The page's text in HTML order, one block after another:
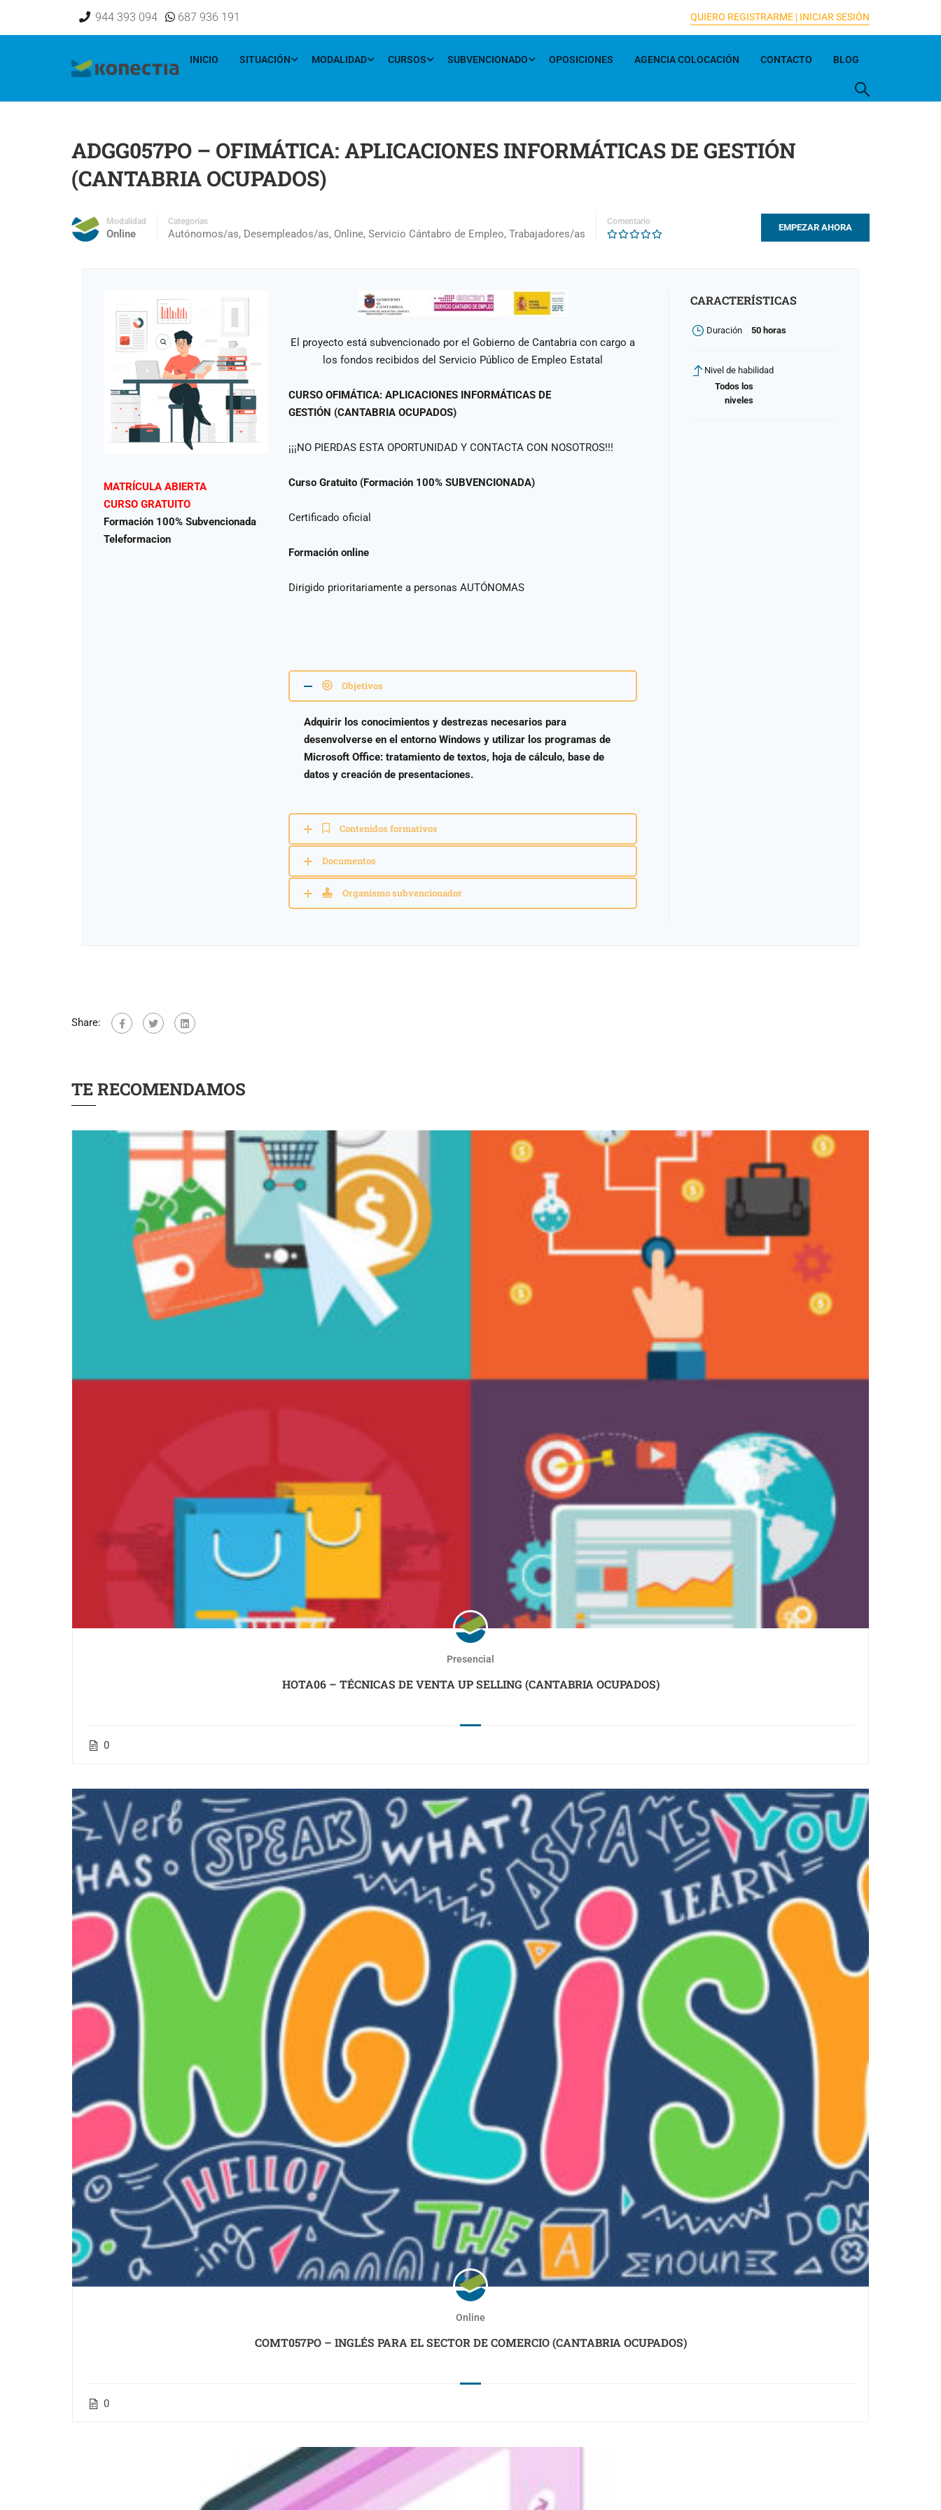
944 393 094 687 936 191 INICIAR SESIÓN
QUIERO REGISTRARME |
INICIO SITUACIÓN MODALIDAD CURSOS SUBVENCIONADO OPOSICIONES AGENCIA COLOCACIÓN CONTACTO BLOG
[elementor-template id="16833"]
ADGG057PO – OFIMÁTICA: APLICACIONES INFORMÁTICAS DE GESTIÓN
(CANTABRIA OCUPADOS)
Modalidad
Online
Categorías
Autónomos/as, Desempleados/as, Online, Servicio Cántabro de Empleo, Trabajadores/as
Comentario
EMPEZAR AHORA
MATRÍCULA ABIERTA
CURSO GRATUITO
Formación 100% Subvencionada
Teleformacion
El proyecto está subvencionado por el Gobierno de Cantabria con cargo a
los fondos recibidos del Servicio Público de Empleo Estatal
CURSO OFIMÁTICA: APLICACIONES INFORMÁTICAS DE
GESTIÓN (CANTABRIA OCUPADOS)
¡¡¡NO PIERDAS ESTA OPORTUNIDAD Y CONTACTA CON NOSOTROS!!!
Curso Gratuito (Formación 100% SUBVENCIONADA)
Certificado oficial
Formación online
Dirigido prioritariamente a personas AUTÓNOMAS
Objetivos
Adquirir los conocimientos y destrezas necesarios para
desenvolverse en el entorno Windows y utilizar los programas de
Microsoft Office: tratamiento de textos, hoja de cálculo, base de
datos y creación de presentaciones.
Contenidos formativos
Documentos
Organismo subvencionador
CARACTERÍSTICAS
Duración 50 horas
Nivel de habilidad
Todos los
niveles
Share:
TE RECOMENDAMOS
Presencial
HOTA06 – TÉCNICAS DE VENTA UP SELLING (CANTABRIA OCUPADOS)
0
Online
COMT057PO – INGLÉS PARA EL SECTOR DE COMERCIO (CANTABRIA OCUPADOS)
0